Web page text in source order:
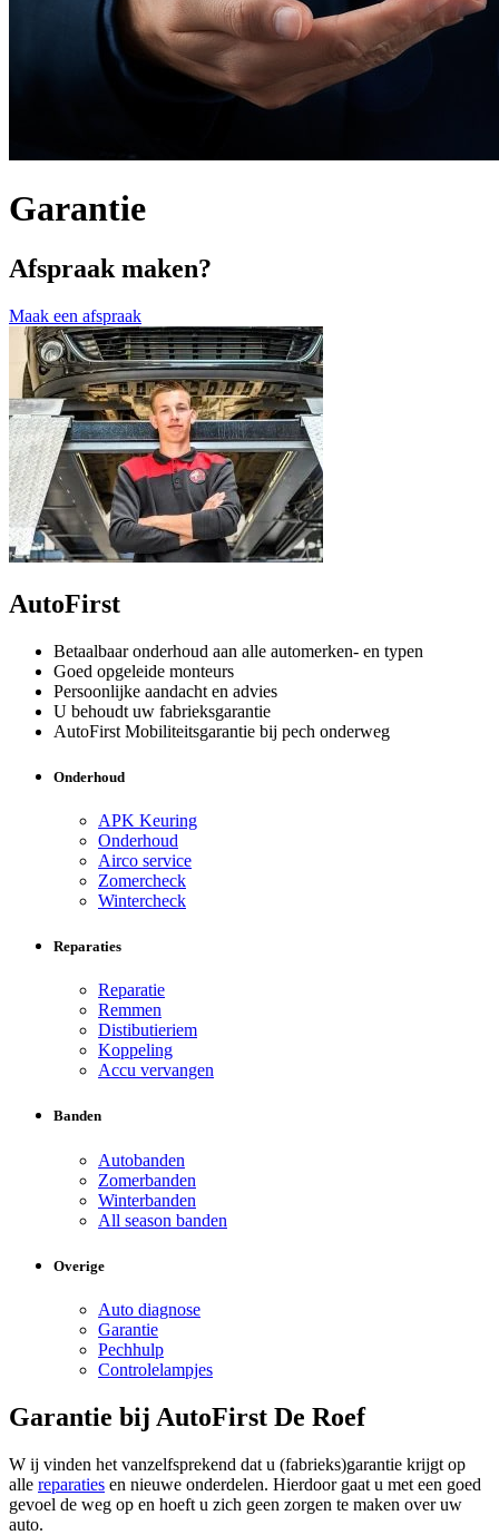
Garantie
Afspraak maken?
Maak een afspraak
AutoFirst
Betaalbaar onderhoud aan alle automerken- en typen
Goed opgeleide monteurs
Persoonlijke aandacht en advies
U behoudt uw fabrieksgarantie
AutoFirst Mobiliteitsgarantie bij pech onderweg
Onderhoud
APK Keuring
Onderhoud
Airco service
Zomercheck
Wintercheck
Reparaties
Reparatie
Remmen
Distibutieriem
Koppeling
Accu vervangen
Banden
Autobanden
Zomerbanden
Winterbanden
All season banden
Overige
Auto diagnose
Garantie
Pechhulp
Controlelampjes
Garantie bij AutoFirst De Roef
W ij vinden het vanzelfsprekend dat u (fabrieks)garantie krijgt op
alle reparaties en nieuwe onderdelen. Hierdoor gaat u met een goed
gevoel de weg op en hoeft u zich geen zorgen te maken over uw
auto.